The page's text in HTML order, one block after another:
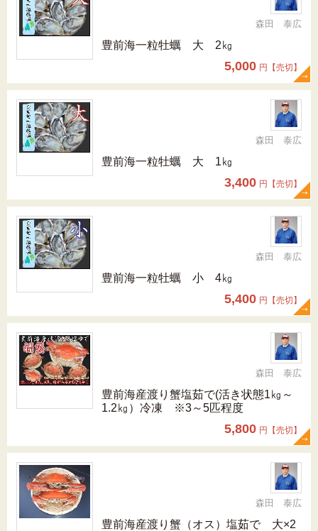
森田 泰広
豊前海一粒牡蠣 大 2㎏
5,000 円【売切】
森田 泰広
豊前海一粒牡蠣 大 1㎏
3,400 円【売切】
森田 泰広
豊前海一粒牡蠣 小 4㎏
5,400 円【売切】
森田 泰広
豊前海産渡り蟹塩茹で(活き状態1㎏～
1.2㎏）冷凍 ※3～5匹程度
5,800 円【売切】
森田 泰広
豊前海産渡り蟹（オス）塩茹で 大×2